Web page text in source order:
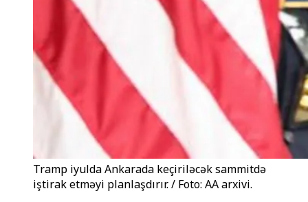
Tramp iyulda Ankarada keçiriləcək sammitdə
iştirak etməyi planlaşdırır. / Foto: AA arxivi.